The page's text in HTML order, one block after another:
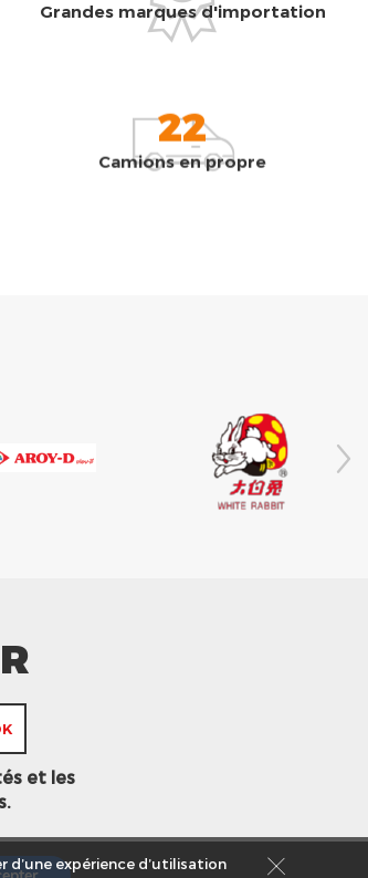
Grandes marques d'importation
22
Camions en propre
et les
expérience d’utilisation